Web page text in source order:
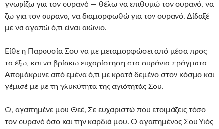
γνωρίζω για τον ουρανό — θέλω να επιθυμώ τον ουρανό, να
ζω για τον ουρανό, να διαμορφωθώ για τον ουρανό. Δίδαξέ
με να αγαπώ ό,τι είναι αιώνιο.
Είθε η Παρουσία Σου να με μεταμορφώσει από μέσα προς
τα έξω, και να βρίσκω ευχαρίστηση στα ουράνια πράγματα.
Απομάκρυνε από εμένα ό,τι με κρατά δεμένο στον κόσμο και
γέμισέ με με τη γλυκύτητα της αγιότητάς Σου.
Ω, αγαπημένε μου Θεέ, Σε ευχαριστώ που ετοιμάζεις τόσο
τον ουρανό όσο και την καρδιά μου. Ο αγαπημένος Σου Υιός